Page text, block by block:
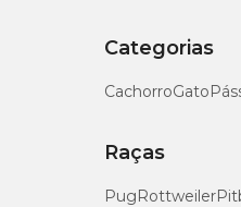
Categorias
CachorroGato
Raças
PugRottweiler